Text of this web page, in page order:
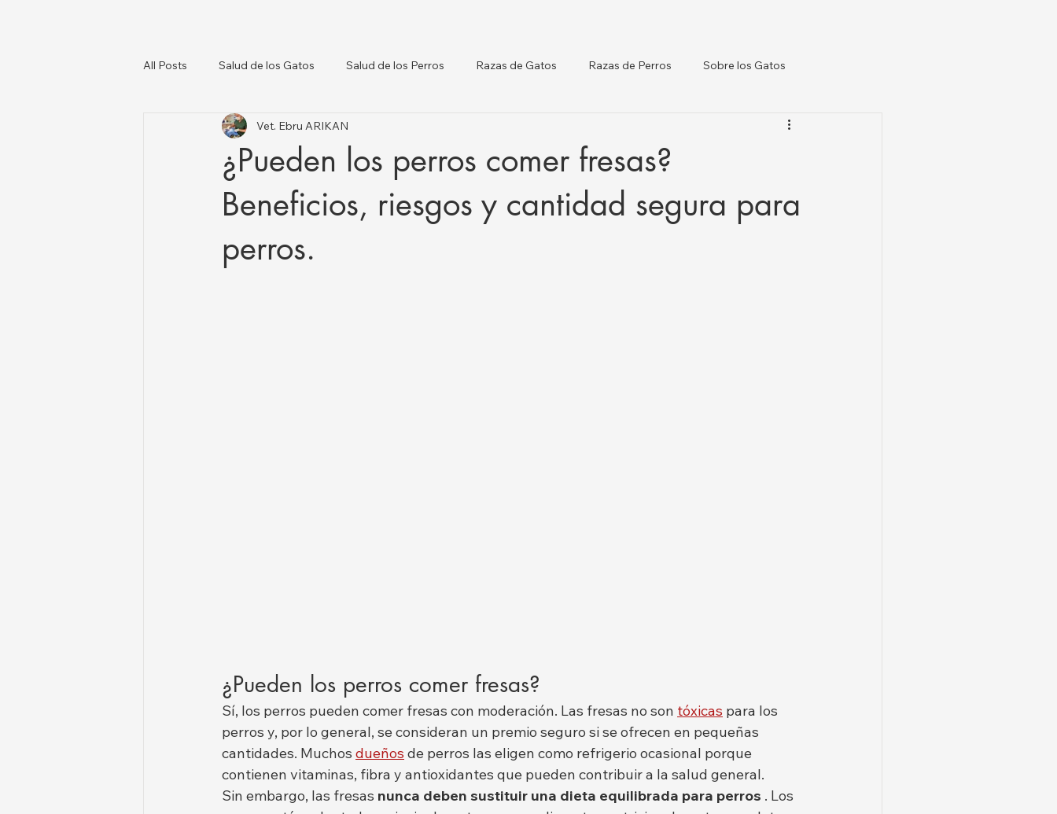
All Posts Salud de los Gatos Salud de los Perros Razas de Gatos Razas de Perros Sobre los Gatos
Sobre los Perros Lista de Veterinarias por Ciudades
Salud Animal y Actualizaciones Norm
¿Pueden los perros comer fresas?
Beneficios, riesgos y cantidad segura para
perros.
Vet. Ebru ARIKAN
¿Pueden los perros comer fresas?
Sí, los perros pueden comer fresas con moderación. Las fresas no son tóxicas para los
perros y, por lo general, se consideran un premio seguro si se ofrecen en pequeñas
cantidades. Muchos dueños de perros las eligen como refrigerio ocasional porque
contienen vitaminas, fibra y antioxidantes que pueden contribuir a la salud general.
Sin embargo, las fresas nunca deben sustituir una dieta equilibrada para perros . Los